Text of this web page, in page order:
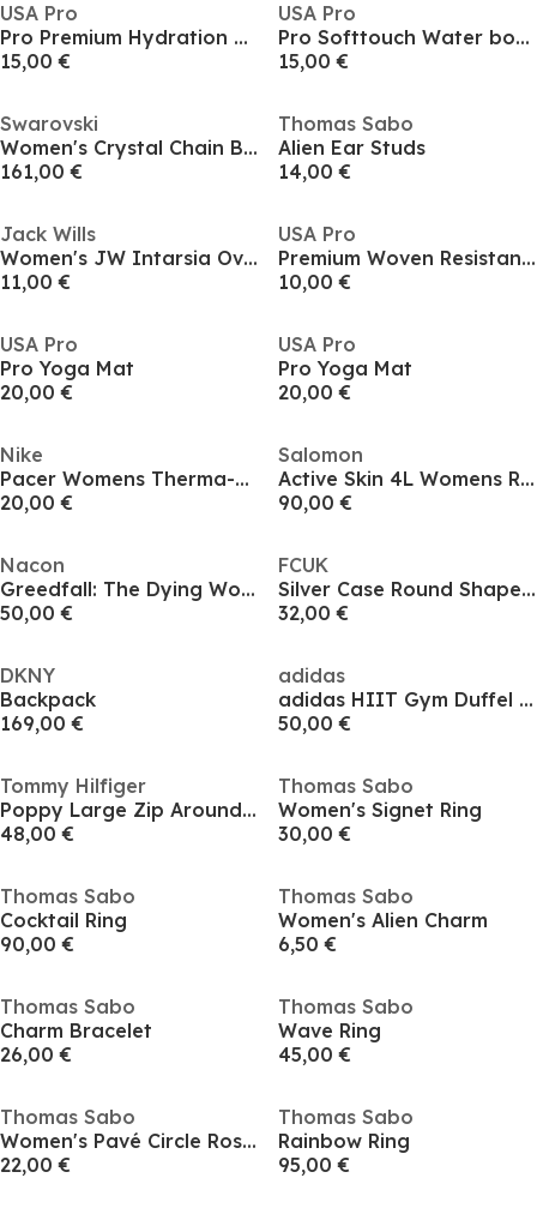
USA Pro
Pro Premium Hydration Water Bottle
15,00 €
USA Pro
Pro Softtouch Water bottle
15,00 €
Swarovski
Women's Crystal Chain Bracelets
161,00 €
Thomas Sabo
Alien Ear Studs
14,00 €
Jack Wills
Women's JW Intarsia Oversized Scarf
11,00 €
USA Pro
Premium Woven Resistance Band Trio
10,00 €
USA Pro
Pro Yoga Mat
20,00 €
USA Pro
Pro Yoga Mat
20,00 €
Nike
Pacer Womens Therma-FIT Lightweight Running Gloves
20,00 €
Salomon
Active Skin 4L Womens Running Vest
90,00 €
Nacon
Greedfall: The Dying World
50,00 €
FCUK
Silver Case Round Shape Sky Blue Strap Quartz Watch
32,00 €
DKNY
Backpack
169,00 €
adidas
adidas HIIT Gym Duffel Bag
50,00 €
Tommy Hilfiger
Poppy Large Zip Around Purse
48,00 €
Thomas Sabo
Women's Signet Ring
30,00 €
Thomas Sabo
Cocktail Ring
90,00 €
Thomas Sabo
Women's Alien Charm
6,50 €
Thomas Sabo
Charm Bracelet
26,00 €
Thomas Sabo
Wave Ring
45,00 €
Thomas Sabo
Women's Pavé Circle Rose Gold Plated Band Ring
22,00 €
Thomas Sabo
Rainbow Ring
95,00 €